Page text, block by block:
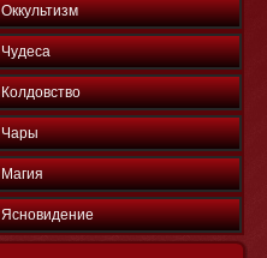
Оккультизм
Чудеса
Колдовство
Чары
Магия
Яснοвидение